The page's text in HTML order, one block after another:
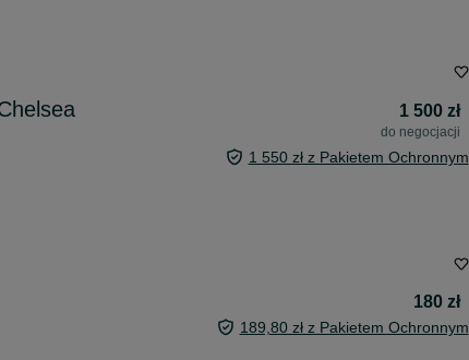
1 500 zł
do negocjacji
1 550 zł z Pakietem Ochronnym
180 zł
189,80 zł z Pakietem Ochronnym